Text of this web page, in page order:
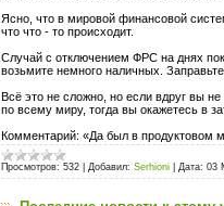
Ясно, что в мировой финансовой
что что - то происходит.
Случай с отключением ФРС на днях
возьмите немного наличных.
Всё это не сложно, но если вдруг вы
по всему миру, тогда вы окажетесь в
Комментарий: «Да был в продуктовом
Просмотров: 532 Добавил: Serhioni Дата: 03